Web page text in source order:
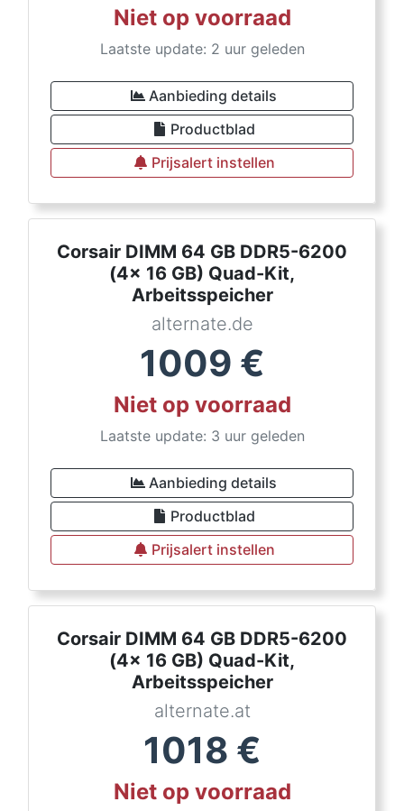
Niet op voorraad
Laatste update: 2 uur geleden
Aanbieding details
Productblad
Prijsalert instellen
Corsair DIMM 64 GB DDR5-6200
(4x 16 GB) Quad-Kit,
Arbeitsspeicher
alternate.de
1009 €
Niet op voorraad
Laatste update: 3 uur geleden
Aanbieding details
Productblad
Prijsalert instellen
Corsair DIMM 64 GB DDR5-6200
(4x 16 GB) Quad-Kit,
Arbeitsspeicher
alternate.at
1018 €
Niet op voorraad